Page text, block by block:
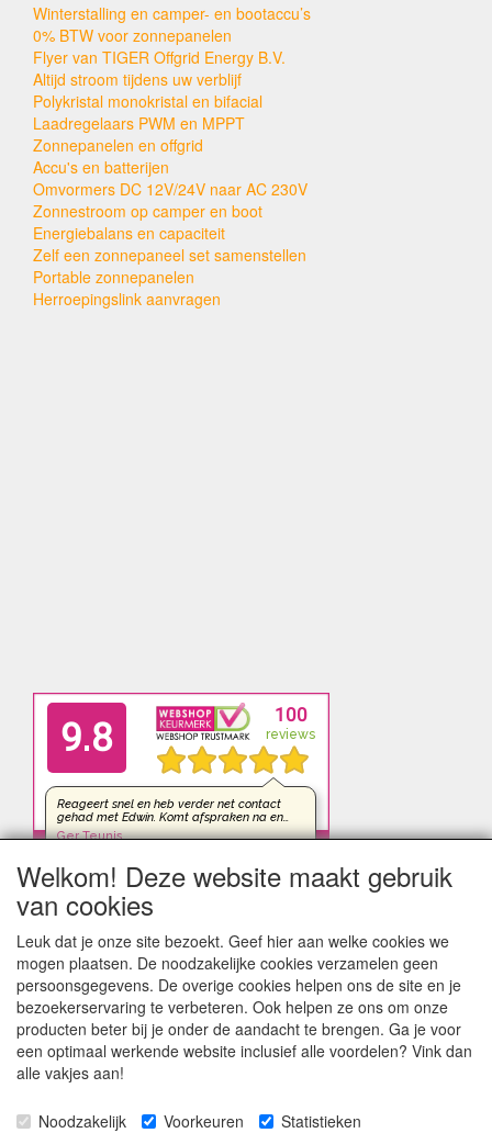
Winterstalling en camper- en bootaccu’s
0% BTW voor zonnepanelen
Flyer van TIGER Offgrid Energy B.V.
Altijd stroom tijdens uw verblijf
Polykristal monokristal en bifacial
Laadregelaars PWM en MPPT
Zonnepanelen en offgrid
Accu's en batterijen
Omvormers DC 12V/24V naar AC 230V
Zonnestroom op camper en boot
Energiebalans en capaciteit
Zelf een zonnepaneel set samenstellen
Portable zonnepanelen
Herroepingslink aanvragen
Welkom! Deze website maakt gebruik
van cookies
Leuk dat je onze site bezoekt. Geef hier aan welke cookies we
mogen plaatsen. De noodzakelijke cookies verzamelen geen
persoonsgegevens. De overige cookies helpen ons de site en je
bezoekerservaring te verbeteren. Ook helpen ze ons om onze
producten beter bij je onder de aandacht te brengen. Ga je voor
een optimaal werkende website inclusief alle voordelen? Vink dan
alle vakjes aan!
Noodzakelijk Voorkeuren Statistieken